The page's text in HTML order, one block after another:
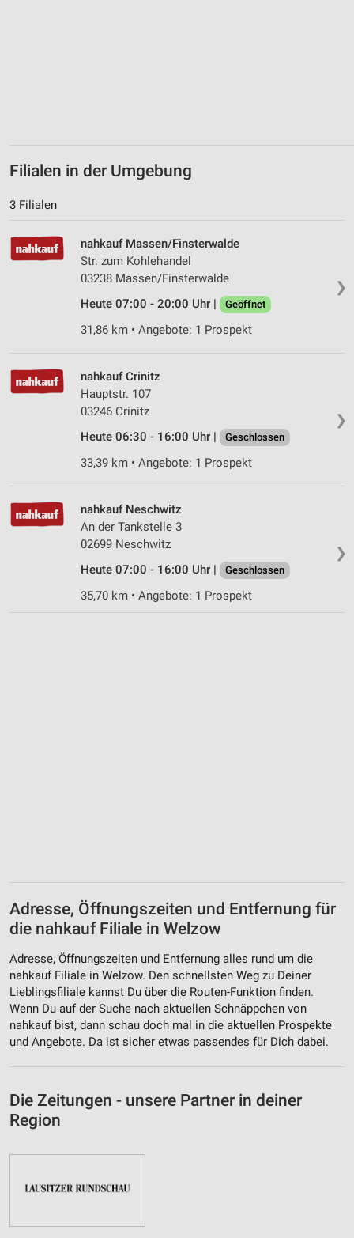
Filialen in der Umgebung
3 Filialen
❯
nahkauf Massen/Finsterwalde
Str. zum Kohlehandel
03238 Massen/Finsterwalde
Heute 07:00 - 20:00 Uhr |
Geöffnet
31,86 km • Angebote: 1 Prospekt
❯
nahkauf Crinitz
Hauptstr. 107
03246 Crinitz
Heute 06:30 - 16:00 Uhr |
Geschlossen
33,39 km • Angebote: 1 Prospekt
❯
nahkauf Neschwitz
An der Tankstelle 3
02699 Neschwitz
Heute 07:00 - 16:00 Uhr |
Geschlossen
35,70 km • Angebote: 1 Prospekt
Adresse, Öffnungszeiten und Entfernung für
die nahkauf Filiale in Welzow
Adresse, Öffnungszeiten und Entfernung alles rund um die
nahkauf Filiale in Welzow. Den schnellsten Weg zu Deiner
Lieblingsfiliale kannst Du über die Routen-Funktion finden.
Wenn Du auf der Suche nach aktuellen Schnäppchen von
nahkauf bist, dann schau doch mal in die aktuellen Prospekte
und Angebote. Da ist sicher etwas passendes für Dich dabei.
Die Zeitungen - unsere Partner in deiner
Region
Analyse von Zielgruppen durch Statistiken oder
Kombinationen von Daten aus verschiedenen
Verwendung reduzierter Daten zur Auswahl von
IAB-Besonderheiten:
Verwendung genauer Standortdaten
Informationen identifizieren
Nicht-IAB-Verarbeitungszwecke:
Werbung